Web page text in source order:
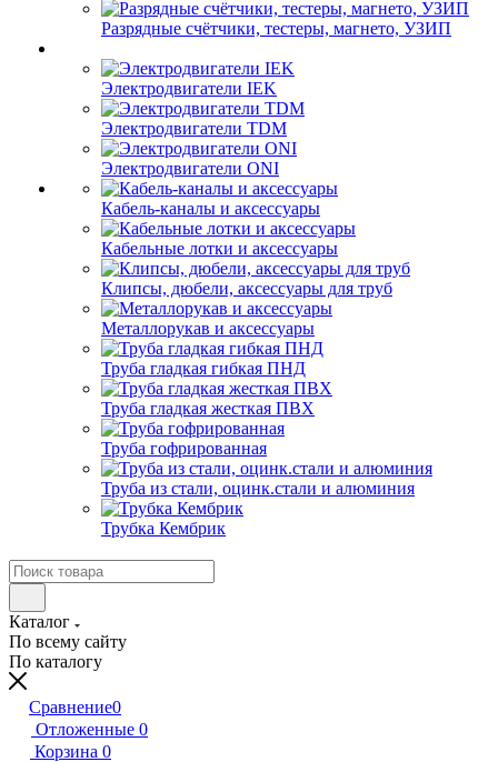
Разрядные счётчики, тестеры, магнето, УЗИП
Электродвигатели IEK
Электродвигатели TDM
Электродвигатели ONI
Кабель-каналы и аксессуары
Кабельные лотки и аксессуары
Клипсы, дюбели, аксессуары для труб
Металлорукав и аксессуары
Труба гладкая гибкая ПНД
Труба гладкая жесткая ПВХ
Труба гофрированная
Труба из стали, оцинк.стали и алюминия
Трубка Кембрик
Каталог
По всему сайту
По каталогу
Сравнение0
Отложенные 0
Корзина 0